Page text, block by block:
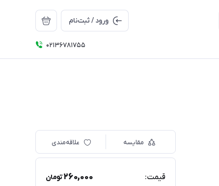
ورود / ثبت‌نام
02136781755
مقایسه علاقه‌مندی
قیمت: 260,000تومان